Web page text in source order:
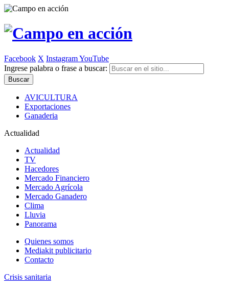
Facebook X InstagramYouTube
Ingrese palabra o frase a buscar:
AVICULTURA
Exportaciones
Ganaderia
Actualidad
Actualidad
TV
Hacedores
Mercado Financiero
Mercado Agrícola
Mercado Ganadero
Clima
Lluvia
Panorama
Quienes somos
Mediakit publicitario
Contacto
Crisis sanitaria